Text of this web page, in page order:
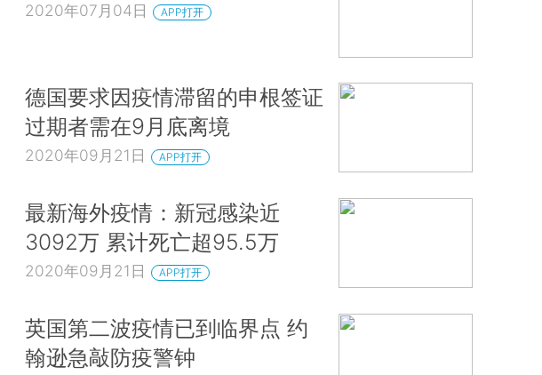
2020年07月04日 APP打开
德国要求因疫情滞留的申根签证
过期者需在9月底离境
2020年09月21日 APP打开
最新海外疫情：新冠感染近
3092万 累计死亡超95.5万
2020年09月21日 APP打开
英国第二波疫情已到临界点 约
翰逊急敲防疫警钟